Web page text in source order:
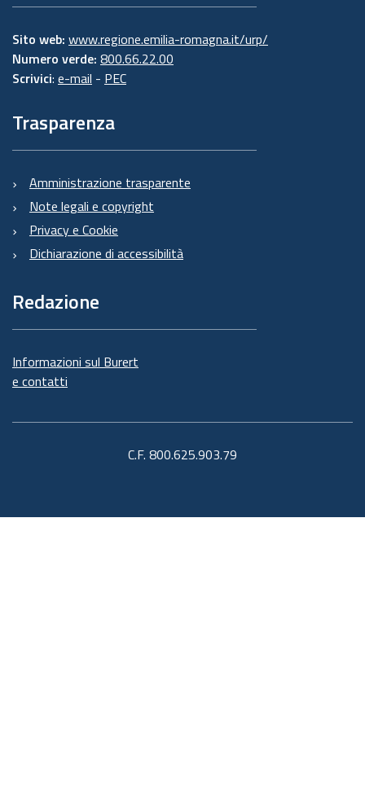
Sito web: www.regione.emilia-romagna.it/urp/
Numero verde: 800.66.22.00
Scrivici: e-mail - PEC
Trasparenza
Amministrazione trasparente
Note legali e copyright
Privacy e Cookie
Dichiarazione di accessibilità
Redazione
Informazioni sul Burert
e contatti
C.F. 800.625.903.79